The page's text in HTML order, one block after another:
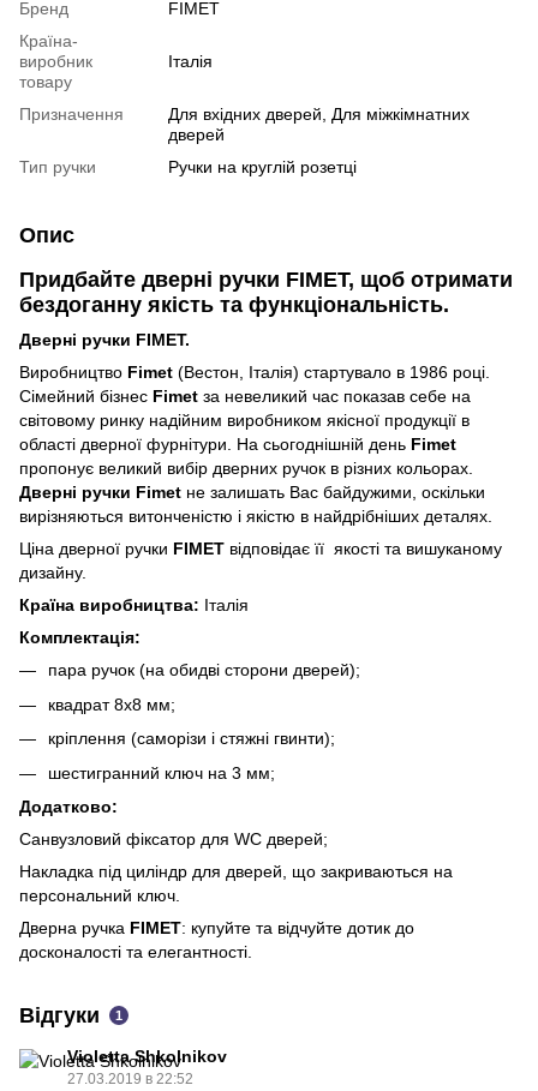
Бренд
FIMET
Країна-
виробник
товару
Італія
Призначення
Для вхідних дверей, Для міжкімнатних
дверей
Тип ручки
Ручки на круглій розетці
Опис
Придбайте дверні ручки FIMET, щоб отримати
бездоганну якість та функціональність.
Дверні ручки FIMET.
Виробництво Fimet (Вестон, Італія) стартувало в 1986 році.
Сімейний бізнес Fimet за невеликий час показав себе на
світовому ринку надійним виробником якісної продукції в
області дверної фурнітури. На сьогоднішній день Fimet
пропонує великий вибір дверних ручок в різних кольорах.
Дверні ручки Fimet не залишать Вас байдужими, оскільки
вирізняються витонченістю і якістю в найдрібніших деталях.
Ціна дверної ручки FIMET відповідає її якості та вишуканому
дизайну.
Країна виробництва: Італія
Комплектація:
пара ручок (на обидві сторони дверей);
квадрат 8х8 мм;
кріплення (саморізи і стяжні гвинти);
шестигранний ключ на 3 мм;
Додатково:
Санвузловий фіксатор для WC дверей;
Накладка під циліндр для дверей, що закриваються на
персональний ключ.
Дверна ручка FIMET: купуйте та відчуйте дотик до
досконалості та елегантності.
Відгуки 1
Violetta Shkolnikov
27.03.2019 в 22:52